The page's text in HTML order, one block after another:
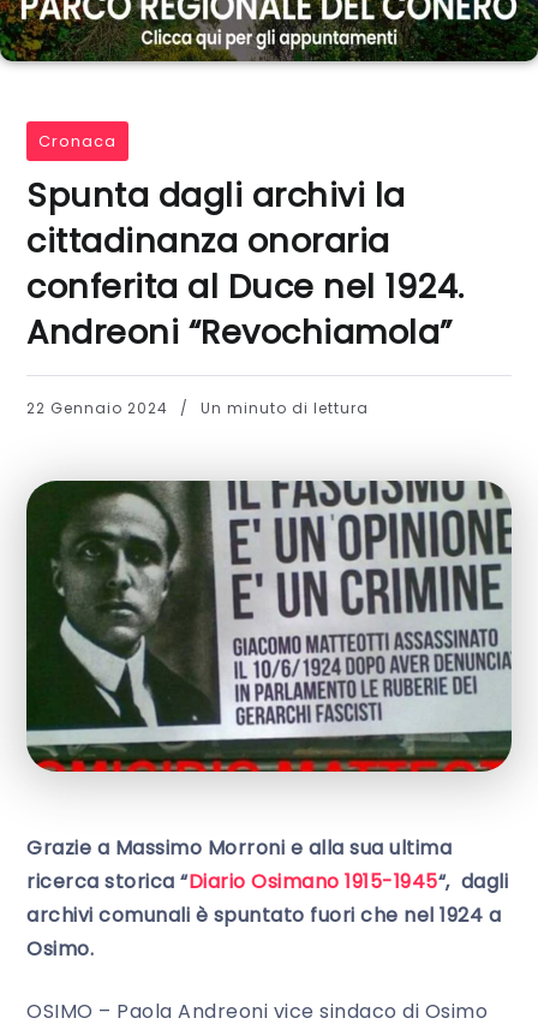
Cronaca
Spunta dagli archivi la
cittadinanza onoraria
conferita al Duce nel 1924.
Andreoni “Revochiamola”
22 Gennaio 2024 Un minuto di lettura
Grazie a Massimo Morroni e alla sua ultima
ricerca storica “Diario Osimano 1915-1945“, dagli
archivi comunali è spuntato fuori che nel 1924 a
Osimo.
OSIMO – Paola Andreoni vice sindaco di Osimo